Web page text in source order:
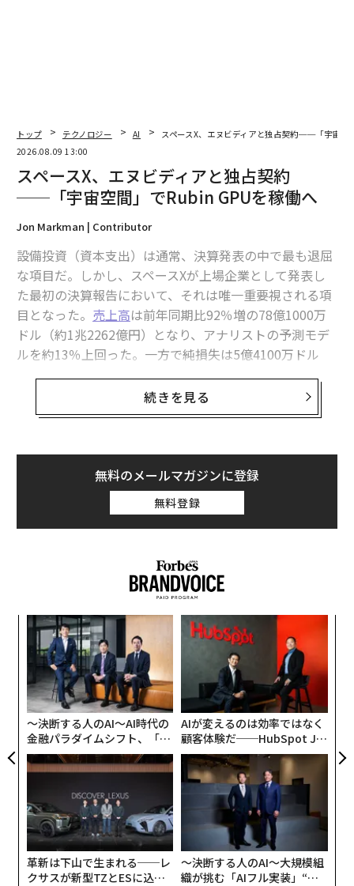
2026年9月号発売中
メンバーシップに登録する
advertisement
トップ テクノロジー AI
スペースX、エヌビディアと独占契約──「宇宙
2026.08.09 13:00
スペースX、エヌビディアと独占契約
──「宇宙空間」でRubin GPUを稼働へ
Jon Markman | Contributor
設備投資（資本支出）は通常、決算発表の中で最も退屈
な項目だ。しかし、スペースXが上場企業として発表し
た最初の決算報告において、それは唯一重要視される項
目となった。 売上高は前年同期比92％増の78億1000万
ドル（約1兆2262億円）となり、アナリストの予測モデ
ルを約13％上回った。一方で純損失は5億4100万ドル
そして問題の支出だ。スペースXの同期の設備投資額は1
8億3000万ドル（約2兆4853億円）がAIインフラに投じ
られた。これは、市場予想の約132億2000万ドル（約2
兆755億円）を大きく上回る数字だ。あるロケット会社
が、3カ月間で四半期売上高の約2倍に相当する額をコン
ピューティング機器に費やし、さらに年内の残りの支出
この情報に対して、株価は二面性のある動きを見せた。
の、設備投資の数字が精査されると、時間外取引で
約7％下落した。トレーダーたちは日中にその野望を買
い、その夜に請求書を売り払ったのだ。
マスクがエヌビディア独占を明言、株高で時価
総額約840兆円へ
その決算説明会の数時間前、スペースXとエヌビディア
は、「Starmind AI1」を発表した。軌道上でAIワークロ
ードを実行する衛星コンステレーション計画の第1号機
となる機体だ。計画中の衛星コンステレーションの第1
号機となる各衛星にはエヌビディアのRubin（ルービ
ン）GPUとVera（ヴェラ）CPUが搭載されている。決算
説明会で、イーロン・マスクは単なる製品提携をはるか
続きを見る
無料のメールマガジンに登録
無料登録
〜決断する人のAI〜AI時代の
金融パラダイムシフト、「超
個別化」の核心 【MUFG×ウ
ェルスナビ×PwC】
AIが変えるのは効率ではなく
顧客体験だ──HubSpot Ja
panが語る「Grow Better」
な組織のつくり方
革新は下山で生まれる──レ
クサスが新型TZとESに込め
〜決断する人のAI〜大規模組
織が挑む「AIフル実装」“使